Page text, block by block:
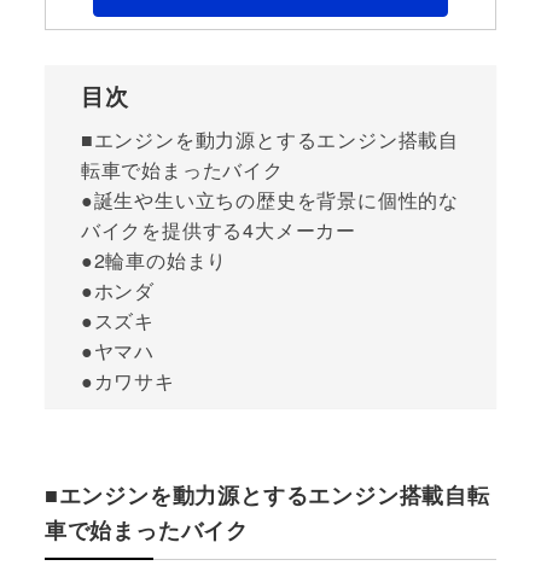
目次
■エンジンを動力源とするエンジン搭載自
転車で始まったバイク
●誕生や生い立ちの歴史を背景に個性的な
バイクを提供する4大メーカー
●2輪車の始まり
●ホンダ
●スズキ
●ヤマハ
●カワサキ
■エンジンを動力源とするエンジン搭載自転
車で始まったバイク